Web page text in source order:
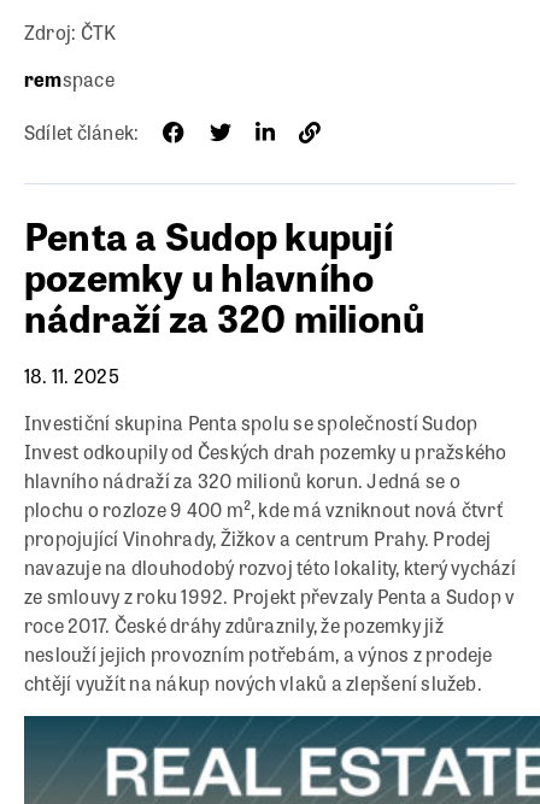
Zdroj: ČTK
remspace
Sdílet článek:
Penta a Sudop kupují
pozemky u hlavního
nádraží za 320 milionů
18. 11. 2025
Investiční skupina Penta spolu se společností Sudop
Invest odkoupily od Českých drah pozemky u pražského
hlavního nádraží za 320 milionů korun. Jedná se o
plochu o rozloze 9 400 m², kde má vzniknout nová čtvrť
propojující Vinohrady, Žižkov a centrum Prahy. Prodej
navazuje na dlouhodobý rozvoj této lokality, který vychází
ze smlouvy z roku 1992. Projekt převzaly Penta a Sudop v
roce 2017. České dráhy zdůraznily, že pozemky již
neslouží jejich provozním potřebám, a výnos z prodeje
chtějí využít na nákup nových vlaků a zlepšení služeb.